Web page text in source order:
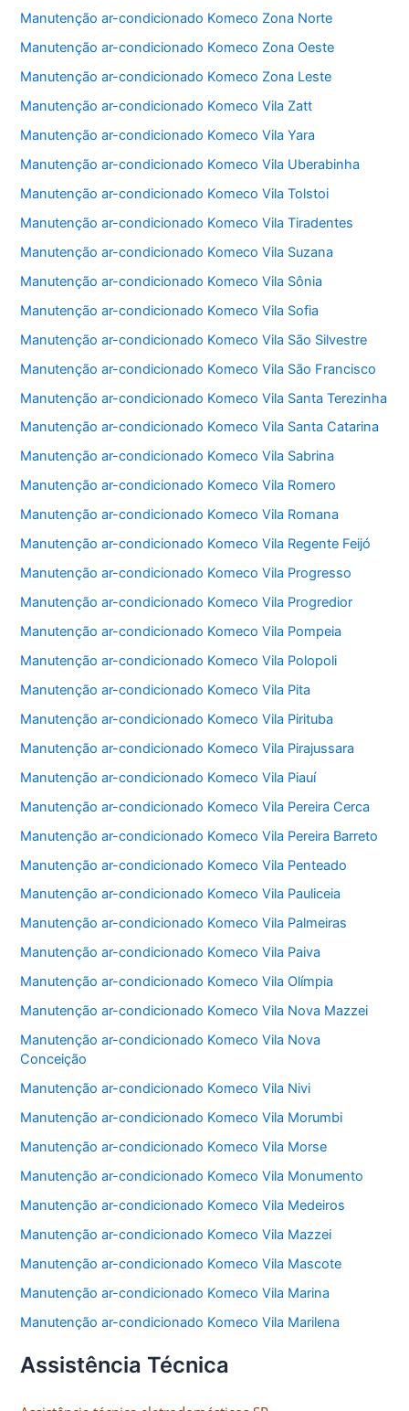
Manutenção ar-condicionado Komeco Zona Norte
Manutenção ar-condicionado Komeco Zona Oeste
Manutenção ar-condicionado Komeco Zona Leste
Manutenção ar-condicionado Komeco Vila Zatt
Manutenção ar-condicionado Komeco Vila Yara
Manutenção ar-condicionado Komeco Vila Uberabinha
Manutenção ar-condicionado Komeco Vila Tolstoi
Manutenção ar-condicionado Komeco Vila Tiradentes
Manutenção ar-condicionado Komeco Vila Suzana
Manutenção ar-condicionado Komeco Vila Sônia
Manutenção ar-condicionado Komeco Vila Sofia
Manutenção ar-condicionado Komeco Vila São Silvestre
Manutenção ar-condicionado Komeco Vila São Francisco
Manutenção ar-condicionado Komeco Vila Santa Terezinha
Manutenção ar-condicionado Komeco Vila Santa Catarina
Manutenção ar-condicionado Komeco Vila Sabrina
Manutenção ar-condicionado Komeco Vila Romero
Manutenção ar-condicionado Komeco Vila Romana
Manutenção ar-condicionado Komeco Vila Regente Feijó
Manutenção ar-condicionado Komeco Vila Progresso
Manutenção ar-condicionado Komeco Vila Progredior
Manutenção ar-condicionado Komeco Vila Pompeia
Manutenção ar-condicionado Komeco Vila Polopoli
Manutenção ar-condicionado Komeco Vila Pita
Manutenção ar-condicionado Komeco Vila Pirituba
Manutenção ar-condicionado Komeco Vila Pirajussara
Manutenção ar-condicionado Komeco Vila Piauí
Manutenção ar-condicionado Komeco Vila Pereira Cerca
Manutenção ar-condicionado Komeco Vila Pereira Barreto
Manutenção ar-condicionado Komeco Vila Penteado
Manutenção ar-condicionado Komeco Vila Pauliceia
Manutenção ar-condicionado Komeco Vila Palmeiras
Manutenção ar-condicionado Komeco Vila Paiva
Manutenção ar-condicionado Komeco Vila Olímpia
Manutenção ar-condicionado Komeco Vila Nova Mazzei
Manutenção ar-condicionado Komeco Vila Nova
Conceição
Manutenção ar-condicionado Komeco Vila Nivi
Manutenção ar-condicionado Komeco Vila Morumbi
Manutenção ar-condicionado Komeco Vila Morse
Manutenção ar-condicionado Komeco Vila Monumento
Manutenção ar-condicionado Komeco Vila Medeiros
Manutenção ar-condicionado Komeco Vila Mazzei
Manutenção ar-condicionado Komeco Vila Mascote
Manutenção ar-condicionado Komeco Vila Marina
Manutenção ar-condicionado Komeco Vila Marilena
Assistência Técnica